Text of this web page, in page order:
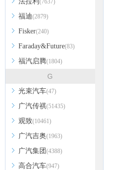
(7637)
福迪(2879)
Fisker(240)
Faraday&Future(83)
福汽启腾(1804)
G
光束汽车(47)
广汽传祺(51435)
观致(10461)
广汽吉奥(1963)
广汽集团 (4388)
高合汽车(947)